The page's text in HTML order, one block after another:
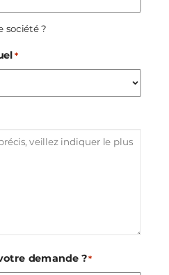
société ?
*
demande ?*